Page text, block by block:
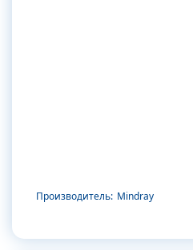
Производитель: Mindray